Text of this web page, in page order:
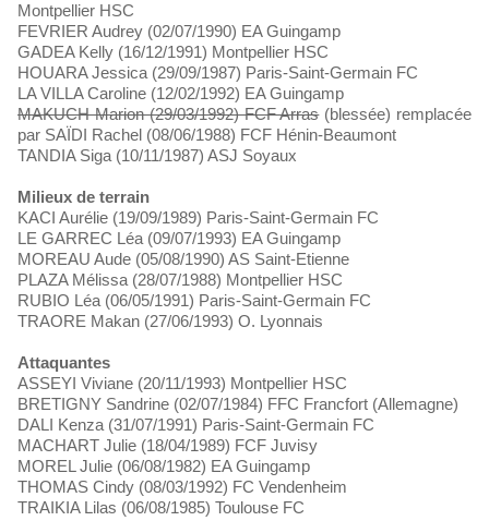
Montpellier HSC
FEVRIER Audrey (02/07/1990) EA Guingamp
GADEA Kelly (16/12/1991) Montpellier HSC
HOUARA Jessica (29/09/1987) Paris-Saint-Germain FC
LA VILLA Caroline (12/02/1992) EA Guingamp
MAKUCH Marion (29/03/1992) FCF Arras(blessée) remplacée
par SAÏDI Rachel (08/06/1988) FCF Hénin-Beaumont
TANDIA Siga (10/11/1987) ASJ Soyaux
Milieux de terrain
KACI Aurélie (19/09/1989) Paris-Saint-Germain FC
LE GARREC Léa (09/07/1993) EA Guingamp
MOREAU Aude (05/08/1990) AS Saint-Etienne
PLAZA Mélissa (28/07/1988) Montpellier HSC
RUBIO Léa (06/05/1991) Paris-Saint-Germain FC
TRAORE Makan (27/06/1993) O. Lyonnais
Attaquantes
ASSEYI Viviane (20/11/1993) Montpellier HSC
BRETIGNY Sandrine (02/07/1984) FFC Francfort (Allemagne)
DALI Kenza (31/07/1991) Paris-Saint-Germain FC
MACHART Julie (18/04/1989) FCF Juvisy
MOREL Julie (06/08/1982) EA Guingamp
THOMAS Cindy (08/03/1992) FC Vendenheim
TRAIKIA Lilas (06/08/1985) Toulouse FC